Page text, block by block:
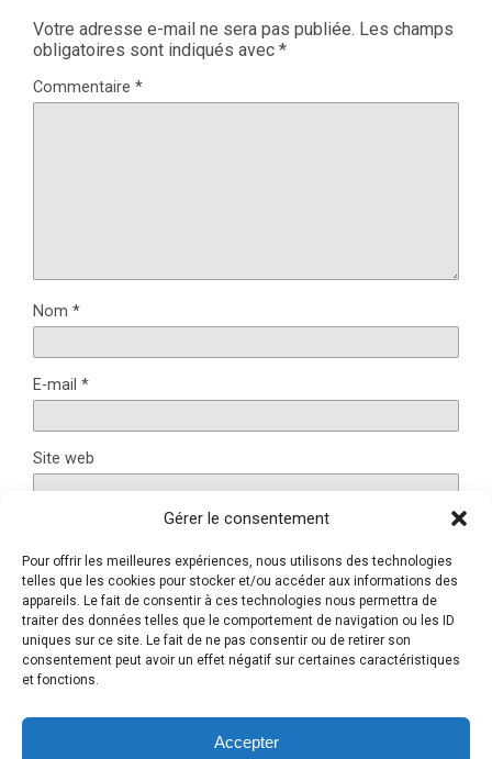
Gérer le consentement
Pour offrir les meilleures expériences, nous utilisons des technologies
telles que les cookies pour stocker et/ou accéder aux informations des
appareils. Le fait de consentir à ces technologies nous permettra de
traiter des données telles que le comportement de navigation ou les ID
uniques sur ce site. Le fait de ne pas consentir ou de retirer son
consentement peut avoir un effet négatif sur certaines caractéristiques
et fonctions.
Accepter
Votre adresse e-mail ne sera pas publiée. Les champs
obligatoires sont indiqués avec *
Commentaire *
Nom *
E-mail *
Site web
Ce site utilise Akismet pour réduire les indésirables.En
savoir plus sur la façon dont les données de vos
commentaires sont traitées.
Retour au début